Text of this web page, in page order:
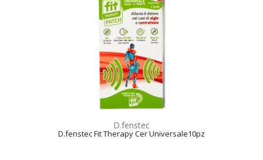
D.fenstec
D.fenstec Fit Therapy Cer Universale10pz